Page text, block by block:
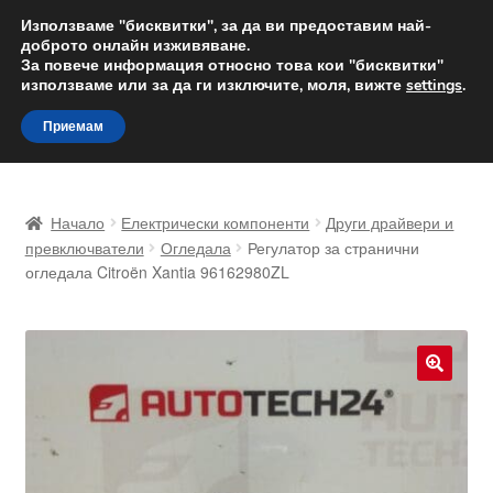
ДОСТАВКА от 12 лв.
Доставка по целия свят
Skip
to
navigation
Skip
to
content
Доставка по целия свят
Количка
Начало Електрически компоненти
Други драйвери и
превключватели
Огледала
Регулатор за странични
огледала Citroën Xantia 96162980ZL
Използваме "бисквитки", за да ви предоставим най-
доброто онлайн изживяване.
За повече информация относно това кои "бисквитки"
използваме или за да ги изключите, моля, вижте settings.
Приемам